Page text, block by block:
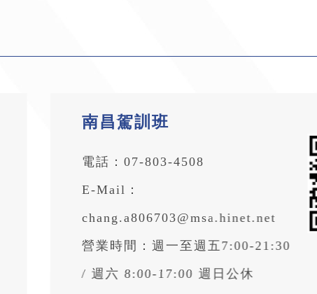
南昌駕訓班
電話：07-803-4508
E-Mail：
chang.a806703@msa.hinet.net
營業時間：週一至週五7:00-21:30
/ 週六 8:00-17:00 週日公休